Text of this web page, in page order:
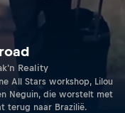
Reality
All Stars workshop, Lilou
Neguin, die worstelt met
terug naar Brazilië.